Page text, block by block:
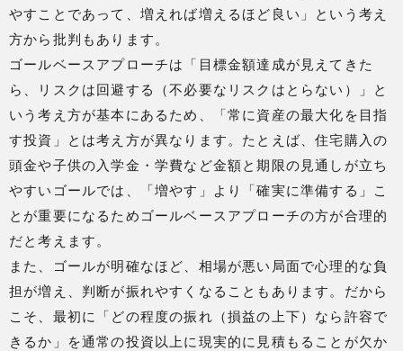
やすことであって、増えれば増えるほど良い」という考え
方から批判もあります。
ゴールベースアプローチは「目標金額達成が見えてきた
ら、リスクは回避する（不必要なリスクはとらない）」と
いう考え方が基本にあるため、「常に資産の最大化を目指
す投資」とは考え方が異なります。たとえば、住宅購入の
頭金や子供の入学金・学費など金額と期限の見通しが立ち
やすいゴールでは、「増やす」より「確実に準備する」こ
とが重要になるためゴールベースアプローチの方が合理的
だと考えます。
また、ゴールが明確なほど、相場が悪い局面で心理的な負
担が増え、判断が振れやすくなることもあります。だから
こそ、最初に「どの程度の振れ（損益の上下）なら許容で
きるか」を通常の投資以上に現実的に見積もることが欠か